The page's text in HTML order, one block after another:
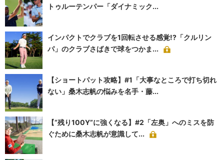
トゥルーテンパー「ダイナミック...
インパクトでクラブを1回転させる感覚!?「クルリン
パ」のクラブさばきで球をつかま...
【ショートパット攻略】#1「大事なところで打ち切れ
ない」桑木志帆の悩みを名手・藤...
【“残り100Y”に強くなる】#2「左奥」へのミスを防
ぐために桑木志帆が意識して...